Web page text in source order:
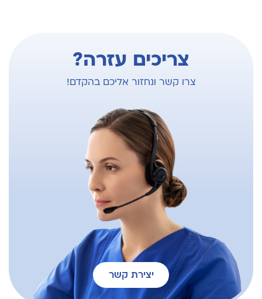
צריכים עזרה?
צרו קשר ונחזור אליכם בהקדם!
יצירת קשר